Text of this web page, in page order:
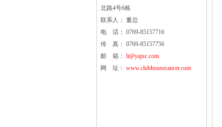
北路4号6栋
联系人： 董总
电 话： 0769-85157716
传 真： 0769-85157756
邮 箱： li@yajxc.com
网 址： www.clubhousecancer.com